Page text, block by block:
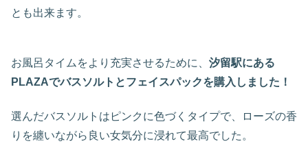
とも出来ます。
お風呂タイムをより充実させるために、 汐留駅にある
PLAZAでバスソルトとフェイスパックを購入しました！
選んだバスソルトはピンクに色づくタイプで、ローズの香
りを纏いながら良い女気分に浸れて最高でした。